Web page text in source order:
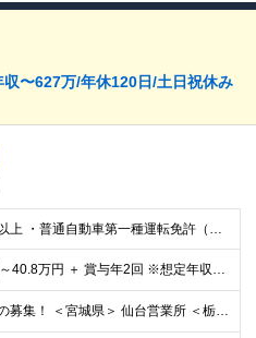
〜627万/年休120日/土日祝休み
・高校卒業以上 ・普通自動車第一種運転免許（AT限定可） ・営業経験5年以上（商材・業界不問） ・CRMツール等のデジタル活用や、営業の仕組み化・戦略立案の経験をお持ちの方
月給31万円～40.8万円 ＋ 賞与年2回 ※想定年収：478万円～627万円 ※スキル・経験、前職給与等を考慮し決定します ※残業代は1分単位で全額支給（みなし残業なし） ※試用期間3ヵ月あり。期間
日本全国での募集！ ＜宮城県＞ 仙台営業所 ＜栃木県＞ 足利営業所 宇都宮営業所 ＜群馬県＞ 群馬営業所 ＜埼玉県＞ 上尾営業所 川越営業所 ＜千葉県＞ 千葉稲毛営業所 ＜東京都＞